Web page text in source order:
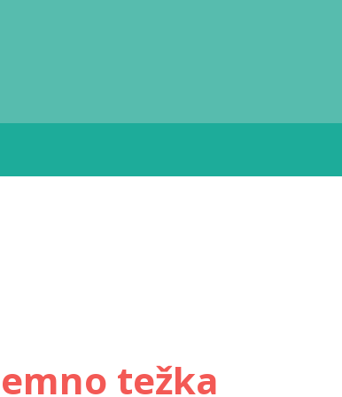
težka